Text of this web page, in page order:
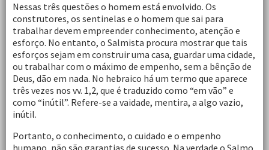
Nessas três questões o homem está envolvido. Os
construtores, os sentinelas e o homem que sai para
trabalhar devem empreender conhecimento, atenção e
esforço. No entanto, o Salmista procura mostrar que tais
esforços sejam em construir uma casa, guardar uma cidade,
ou trabalhar com o máximo de empenho, sem a bênção de
Deus, dão em nada. No hebraico há um termo que aparece
três vezes nos vv. 1,2, que é traduzido como “em vão” e
como “inútil”. Refere-se a vaidade, mentira, a algo vazio,
inútil.
Portanto, o conhecimento, o cuidado e o empenho
humano, não são garantias de sucesso. Na verdade o Salmo